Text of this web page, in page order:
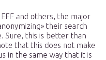
and others, the major
their search
Sure, this is better than
that this does not make
in the same way that it is